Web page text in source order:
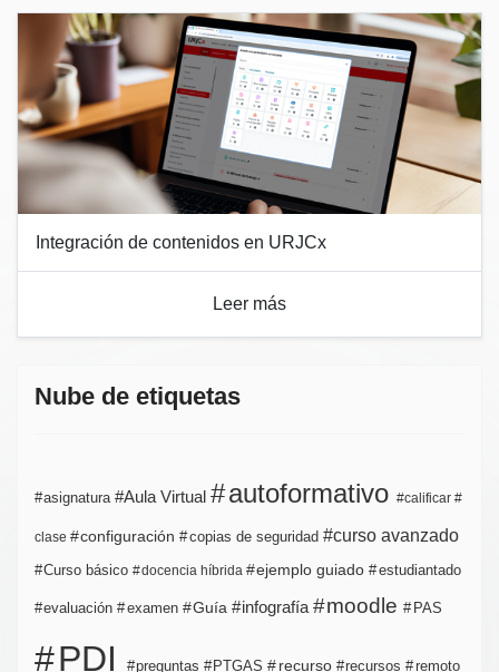
Integración de contenidos en URJCx
Leer más
Nube de etiquetas
asignatura Aula Virtual autoformativo calificar
clase configuración copias de seguridad curso avanzado
Curso básico docencia híbrida ejemplo guiado estudiantado
evaluación examen Guía infografía moodle PAS
PDI preguntas PTGAS recurso recursos remoto